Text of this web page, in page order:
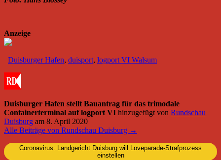
Anzeige
Duisburger Hafen, duisport, logport VI Walsum
Duisburger Hafen stellt Bauantrag für das trimodale
Containerterminal auf logport VI hinzugefügt von Rundschau
Duisburg am 8. April 2020
Alle Beiträge von Rundschau Duisburg →
Coronavirus: Landgericht Duisburg will Loveparade-Strafprozess
einstellen